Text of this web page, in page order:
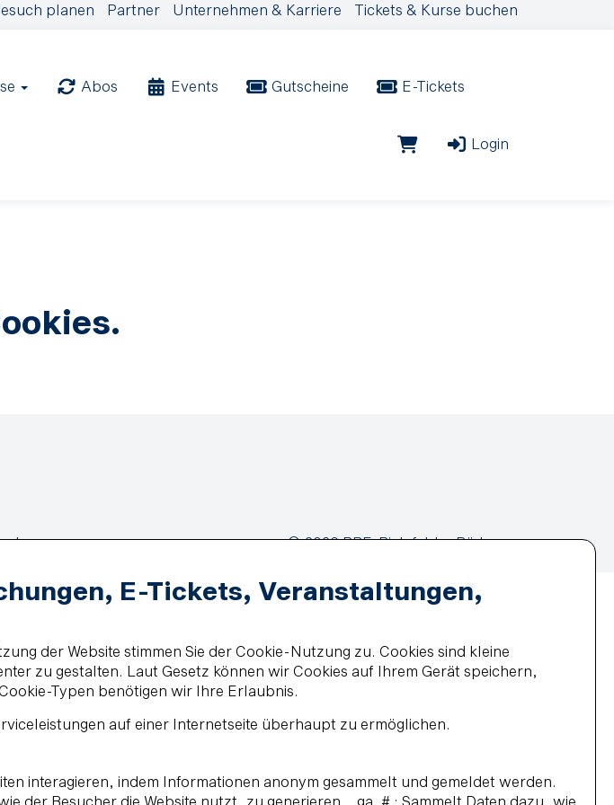
planen Partner Unternehmen & Karriere Tickets & Kurse buchen
Abos Events Gutscheine E-Tickets
Login
© 2026 BBF-Bielefelder Bäder
E-Tickets, Veranstaltungen,
der Website stimmen Sie der Cookie-Nutzung zu. Cookies sind kleine
zu gestalten. Laut Gesetz können wir Cookies auf Ihrem Gerät speichern,
Typen benötigen wir Ihre Erlaubnis.
auf einer Internetseite überhaupt zu ermöglichen.
interagieren, indem Informationen anonym gesammelt und gemeldet werden.
der Besucher die Website nutzt, zu generieren. _ga_# : Sammelt Daten dazu, wie